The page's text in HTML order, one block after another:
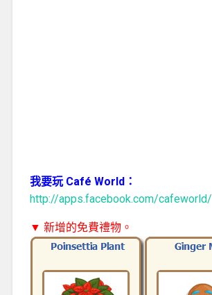
我要玩 Café World：
http://apps.facebook.com/cafeworld/
▼ 新增的免費禮物。